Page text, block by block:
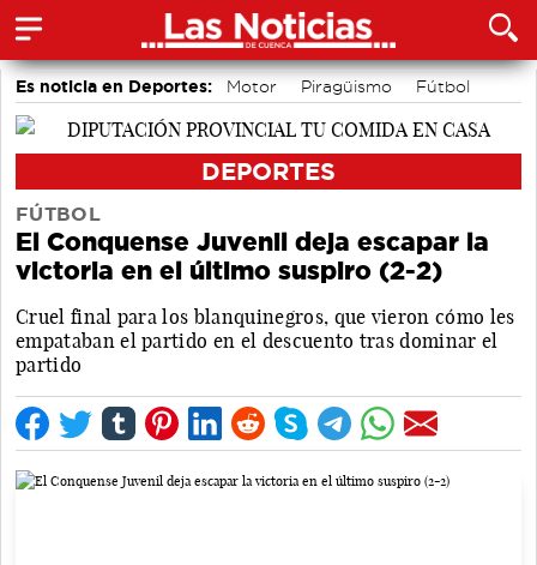
Es noticia en Deportes: Motor Piragüismo
Fútbol
Bádminton
Bolos conquenses
DEPORTES
FÚTBOL
El Conquense Juvenil deja escapar la
victoria en el último suspiro (2-2)
Cruel final para los blanquinegros, que vieron cómo les
empataban el partido en el descuento tras dominar el
partido